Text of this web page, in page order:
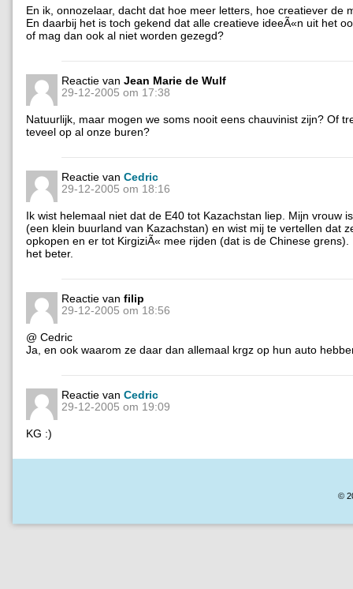
En ik, onnozelaar, dacht dat hoe meer letters, hoe creatiever de
En daarbij het is toch gekend dat alle creatieve ideeÃ«n uit het
of mag dan ook al niet worden gezegd?
Reactie van Jean Marie de Wulf
29-12-2005 om 17:38
Natuurlijk, maar mogen we soms nooit eens chauvinist zijn? Of
teveel op al onze buren?
Reactie van Cedric
29-12-2005 om 18:16
Ik wist helemaal niet dat de E40 tot Kazachstan liep. Mijn vrouw
(een klein buurland van Kazachstan) en wist mij te vertellen dat
opkopen en er tot KirgiziÃ« mee rijden (dat is de Chinese grens).
het beter.
Reactie van filip
29-12-2005 om 18:56
@ Cedric
Ja, en ook waarom ze daar dan allemaal krgz op hun auto
Reactie van Cedric
29-12-2005 om 19:09
KG :)
©